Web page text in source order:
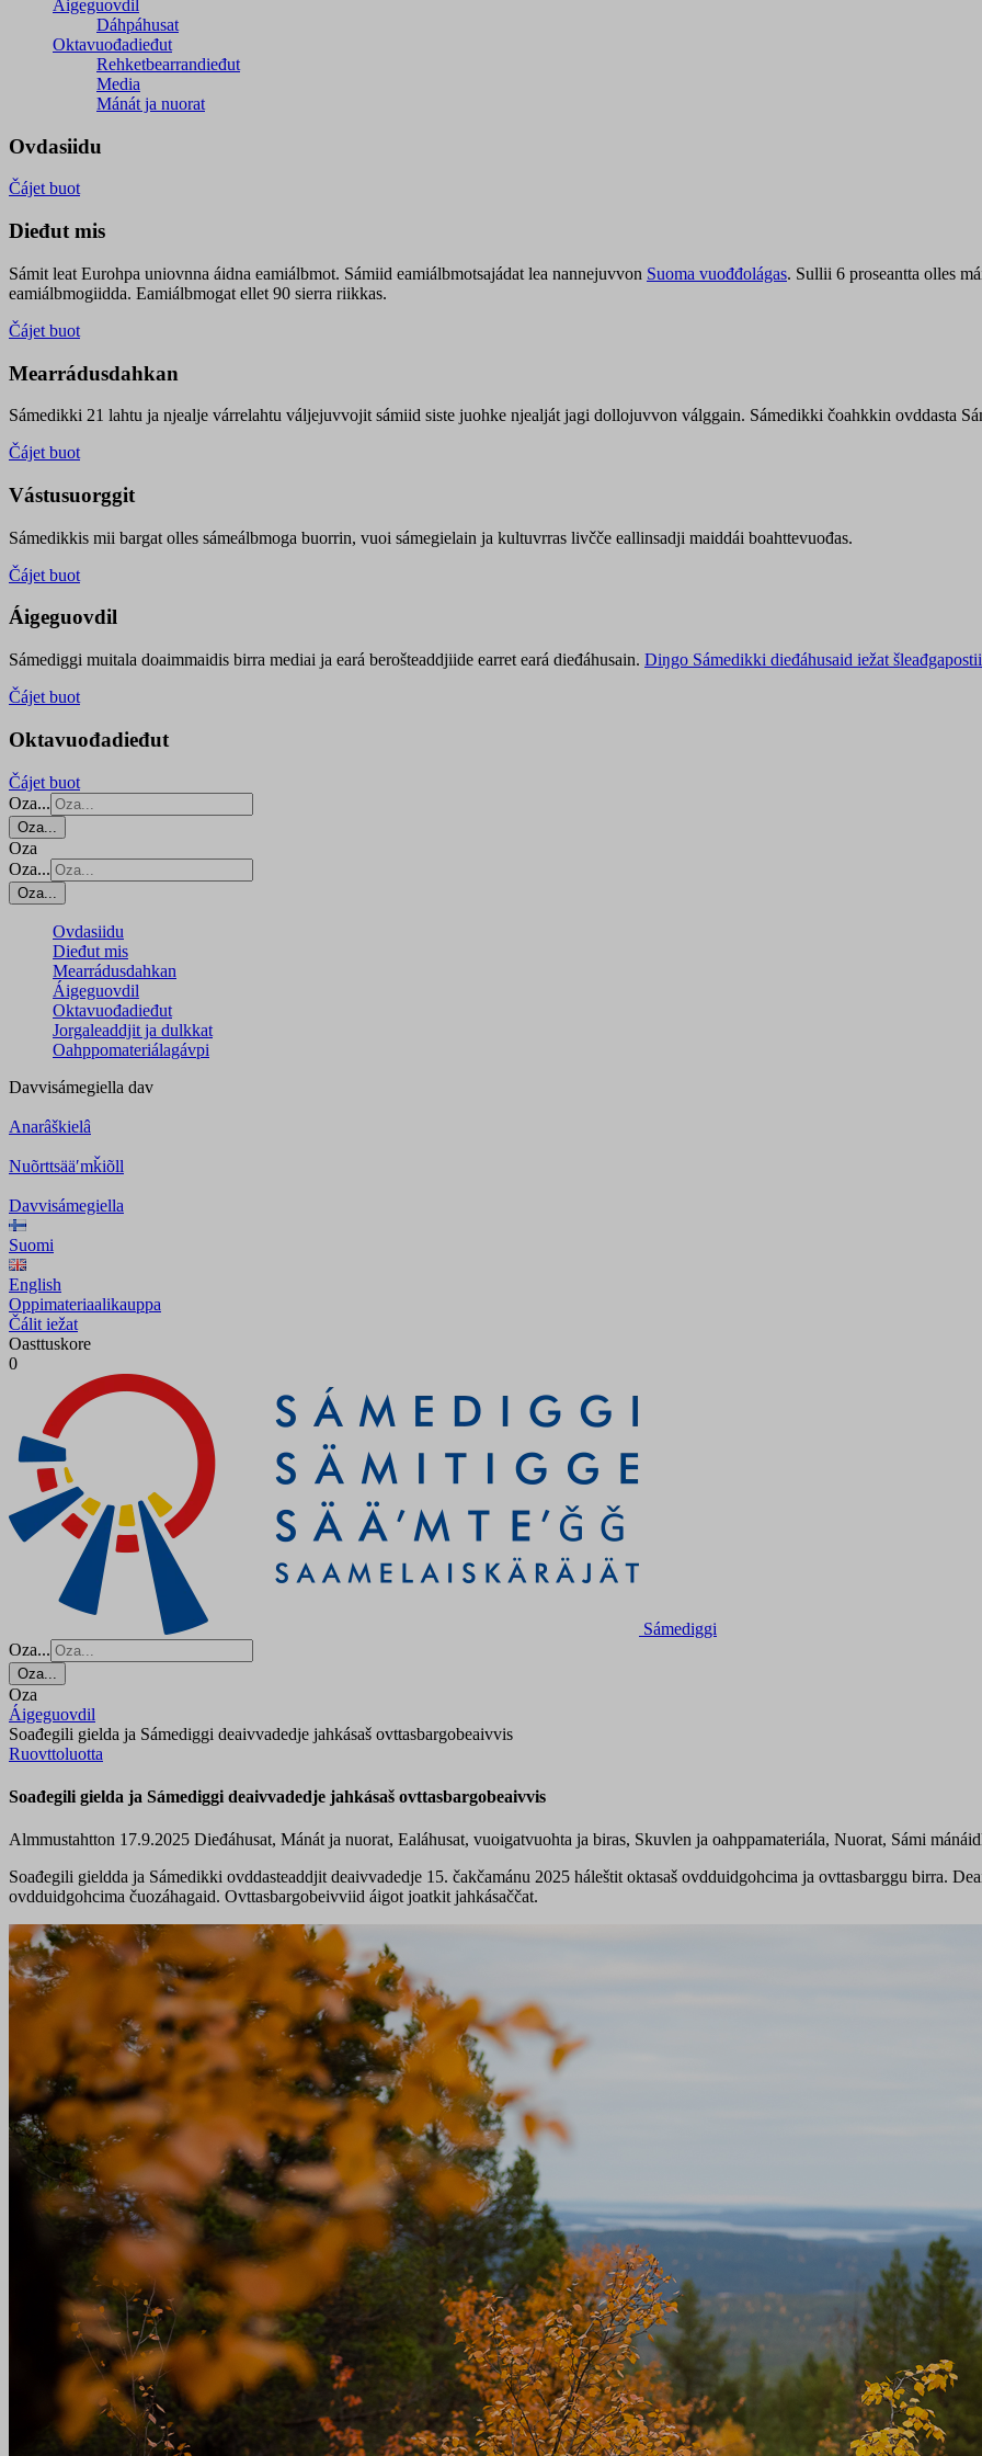
Áigeguovdil
Dáhpáhusat
Oktavuođadieđut
Rehketbearrandieđut
Media
Mánát ja nuorat
Ovdasiidu
Čájet buot
Dieđut mis
Sámit leat Eurohpa uniovnna áidna eamiálbmot. Sámiid eamiálbmotsajádat lea nannejuvvon Suoma vuođđolágas. Sullii 6 proseantta olles
eamiálbmogiidda. Eamiálbmogat ellet 90 sierra riikkas.
Čájet buot
Mearrádusdahkan
Sámedikki 21 lahtu ja njealje várrelahtu váljejuvvojit sámiid siste juohke njealját jagi dollojuvvon válggain. Sámedikki čoahkkin ovddasta
Čájet buot
Vástusuorggit
Sámedikkis mii bargat olles sámeálbmoga buorrin, vuoi sámegielain ja kultuvrras livčče eallinsadji maiddái boahttevuođas.
Čájet buot
Áigeguovdil
Sámediggi muitala doaimmaidis birra mediai ja eará berošteaddjiide earret eará dieđáhusain. Diŋgo Sámedikki dieđáhusaid iežat šleađgapostii
Čájet buot
Oktavuođadieđut
Čájet buot
Oza...
Oza...
Oza
Oza...
Oza...
Ovdasiidu
Dieđut mis
Mearrádusdahkan
Áigeguovdil
Oktavuođadieđut
Jorgaleaddjit ja dulkkat
Oahppomateriálagávpi
Davvisámegiella dav
Anarâškielâ
Nuõrttsääʹmǩiõll
Davvisámegiella
Suomi
English
Oppimateriaalikauppa
Čálit iežat
Oasttuskore
0
Sámediggi
Oza...
Oza...
Oza
Áigeguovdil
Soađegili gielda ja Sámediggi deaivvadedje jahkásaš ovttasbargobeaivvis
Ruovttoluotta
Soađegili gielda ja Sámediggi deaivvadedje jahkásaš ovttasbargobeaivvis
Almmustahtton 17.9.2025 Dieđáhusat, Mánát ja nuorat, Ealáhusat, vuoigatvuohta ja biras, Skuvlen ja oahppamateriála, Nuorat, Sámi
Soađegili gieldda ja Sámedikki ovddasteaddjit deaivvadedje 15. čakčamánu 2025 háleštit oktasaš ovdduidgohcima ja ovttasbarggu birra.
ovdduidgohcima čuozáhagaid. Ovttasbargobeivviid áigot joatkit jahkásaččat.